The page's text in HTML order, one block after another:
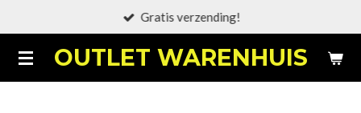
naar
de
OUTLET WARENHUIS
Gratis verzending!